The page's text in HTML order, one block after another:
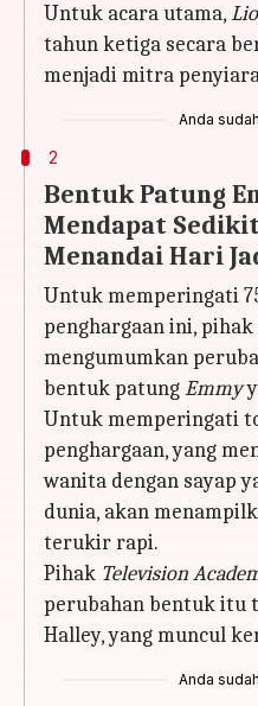
Untuk acara utama,
tahun ketiga secara
menjadi mitra
Anda sudah
2
Bentuk Patung
Mendapat
Menandai Hari
Untuk memperingati
penghargaan ini, pihak
mengumumkan
bentuk patungEmmy
Untuk memperingati
penghargaan, yang
wanita dengan sayap
dunia, akan
terukir rapi.
Pihak Television
perubahan bentuk itu
Halley, yang muncul
Anda sudah